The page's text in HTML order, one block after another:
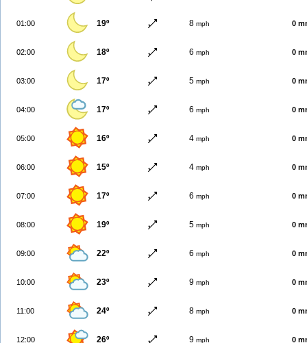
01:00 19º 8 mph 0
02:00 18º 6 mph 0
03:00 17º 5 mph 0
04:00 17º 6 mph 0
05:00 16º 4 mph 0
06:00 15º 4 mph 0
07:00 17º 6 mph 0
08:00 19º 5 mph 0
09:00 22º 6 mph 0
10:00 23º 9 mph 0
11:00 24º 8 mph 0
12:00 26º 9 mph 0